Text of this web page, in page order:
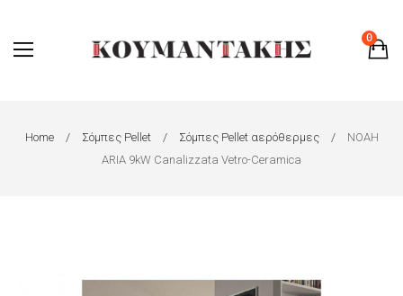
0
Home Σόμπες Pellet Σόμπες Pellet αερόθερμες
NOAH
ARIA 9kW Canalizzata Vetro-Ceramica